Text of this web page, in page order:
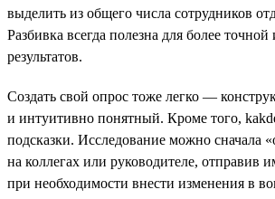
выделить из общего числа сотрудников
Разбивка всегда полезна для более
результатов.
Создать свой опрос тоже легко —
и интуитивно понятный. Кроме того,
подсказки. Исследование можно сначала
на коллегах или руководителе, отправив
при необходимости внести изменения в